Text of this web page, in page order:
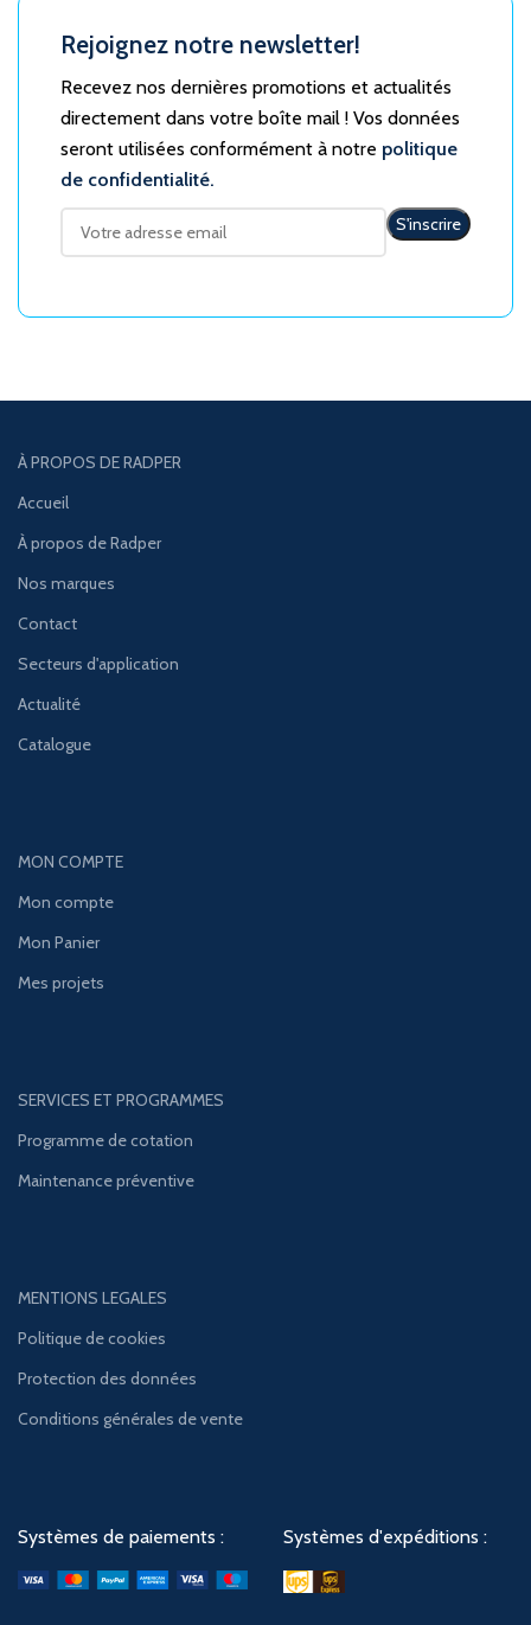
Rejoignez notre newsletter!
Recevez nos dernières promotions et actualités
directement dans votre boîte mail ! Vos données
seront utilisées conformément à notre politique
de confidentialité.
À PROPOS DE RADPER
Accueil
À propos de Radper
Nos marques
Contact
Secteurs d'application
Actualité
Catalogue
MON COMPTE
Mon compte
Mon Panier
Mes projets
SERVICES ET PROGRAMMES
Programme de cotation
Maintenance préventive
MENTIONS LEGALES
Politique de cookies
Protection des données
Conditions générales de vente
Systèmes de paiements : Systèmes d'expéditions :